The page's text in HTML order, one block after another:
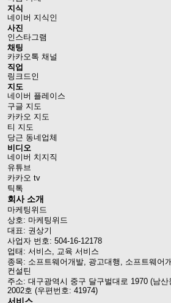
지식
네이버 지식인
사진
인스타그램
채팅
카카오톡 채널
직업
링크드인
지도
네이버 플레이스
구글 지도
카카오 지도
티 지도
당근 동네업체
비디오
네이버 치지직
유튜브
카카오 tv
틱톡
회사 소개
마케팅위드
상호: 마케팅위드
대표: 권상기
사업자 번호: 504-16-12178
업태: 서비스, 교육 서비스
종목: 소프트웨어개발, 광고대행, 소프트웨어
컨설틴
주소: 대구광역시 중구 달구벌대로 1970 (남
2002호 (우편번호: 41974)